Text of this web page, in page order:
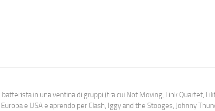
in una ventina di gruppi (tra cui Not Moving, Link Quartet,
e USA e aprendo per Clash, Iggy and the Stooges, Johnny